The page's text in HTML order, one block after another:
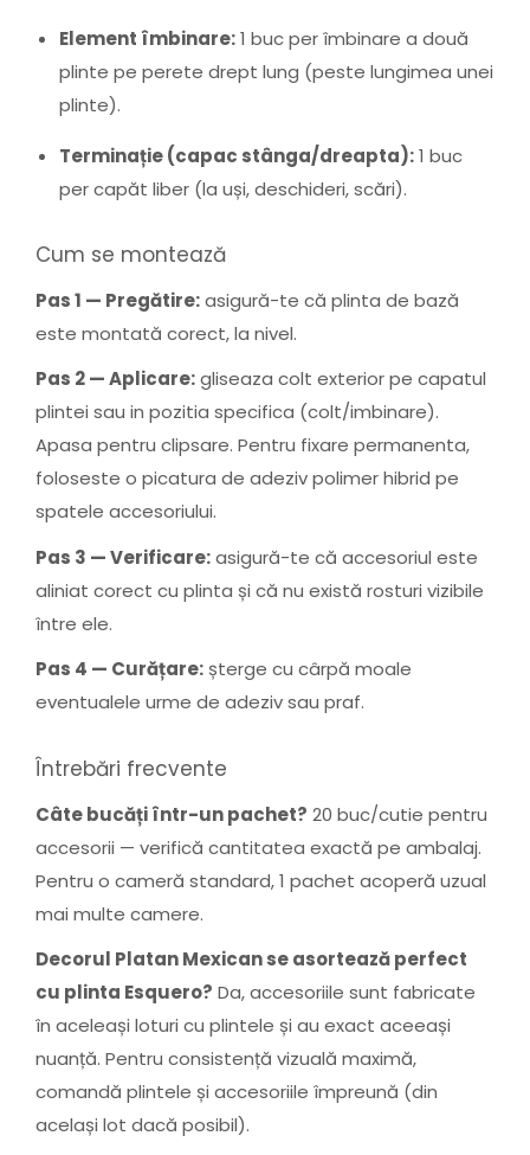
Element îmbinare:1 buc per îmbinare a două
plinte pe perete drept lung (peste lungimea unei
plinte).
Terminație (capac stânga/dreapta):1 buc
per capăt liber (la uși, deschideri, scări).
Cum se montează
Pas 1 — Pregătire:asigură-te că plinta de bază
este montată corect, la nivel.
Pas 2 — Aplicare:gliseaza colt exterior pe capatul
plintei sau in pozitia specifica (colt/imbinare).
Apasa pentru clipsare. Pentru fixare permanenta,
foloseste o picatura de adeziv polimer hibrid pe
spatele accesoriului.
Pas 3 — Verificare:asigură-te că accesoriul este
aliniat corect cu plinta și că nu există rosturi vizibile
între ele.
Pas 4 — Curățare: șterge cu cârpă moale
eventualele urme de adeziv sau praf.
Întrebări frecvente
Câte bucăți într-un pachet? 20 buc/cutie pentru
accesorii — verifică cantitatea exactă pe ambalaj.
Pentru o cameră standard, 1 pachet acoperă uzual
mai multe camere.
Decorul Platan Mexican se asortează perfect
cu plinta Esquero? Da, accesoriile sunt fabricate
în aceleași loturi cu plintele și au exact aceeași
nuanță. Pentru consistență vizuală maximă,
comandă plintele și accesoriile împreună (din
același lot dacă posibil).